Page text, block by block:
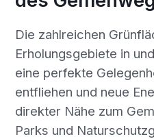
Die zahlreichen
Erholungsgebiete in
eine perfekte
entfliehen und neue
direkter Nähe zum
Parks und